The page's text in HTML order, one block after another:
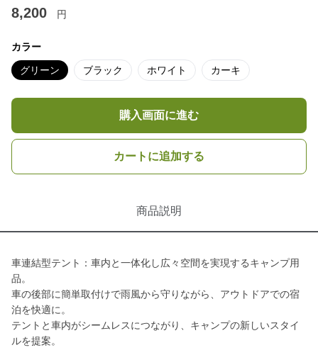
8,200 円
カラー
グリーン ブラック ホワイト カーキ
購入画面に進む
カートに追加する
商品説明
車連結型テント：車内と一体化し広々空間を実現するキャンプ用
品。
車の後部に簡単取付けで雨風から守りながら、アウトドアでの宿
泊を快適に。
テントと車内がシームレスにつながり、キャンプの新しいスタイ
ルを提案。